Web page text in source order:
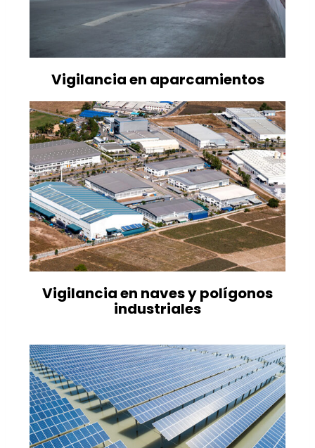
Vigilancia en aparcamientos
Vigilancia en naves y polígonos
industriales